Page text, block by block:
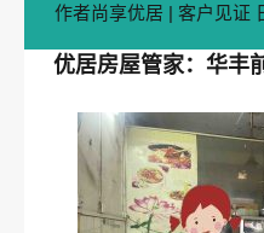
作者尚享优居 | 客户见证
优居房屋管家：华丰